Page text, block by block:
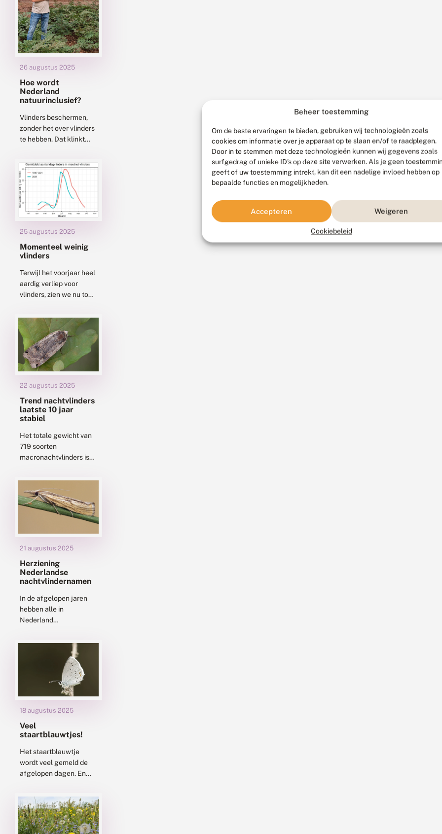
Beheer toestemming
Om de beste ervaringen te bieden, gebruiken wij technologieën zoals
cookies om informatie over je apparaat op te slaan en/of te raadplegen.
Door in te stemmen met deze technologieën kunnen wij gegevens zoals
surfgedrag of unieke ID's op deze site verwerken. Als je geen
geeft of uw toestemming intrekt, kan dit een nadelige invloed hebben op
bepaalde functies en mogelijkheden.
Accepteren Weigeren
Cookiebeleid
26 augustus 2025
Hoe wordt
Nederland
natuurinclusief?
Vlinders beschermen,
zonder het over vlinders
te hebben. Dat klinkt
zien hoe hij dat doet,
hangen zalen vol
mensen...
25 augustus 2025
Momenteel weinig
vlinders
Terwijl het voorjaar heel
aardig verliep voor
vlinders, zien we nu toch
aantallen die worden
gezien. Net als de
afgelopen...
22 augustus 2025
Trend nachtvlinders
laatste 10 jaar
stabiel
Het totale gewicht van
719 soorten
macronachtvlinders is
stabiel gebleven.
Grotere en zeldzamere
soorten nemen iets af,
terwijl kleinere en
veelvoorkomende...
21 augustus 2025
Herziening
Nederlandse
nachtvlindernamen
In de afgelopen jaren
hebben alle in
Nederland
nachtvlinders een
Nederlandse naam
gekregen. Sommige
namen worden al meer
dan honderd jaar
gebruikt, zoals die...
18 augustus 2025
Veel
staartblauwtjes!
Het staartblauwtje
wordt veel gemeld de
afgelopen dagen. En
weken, dus de aantallen
kunnen nog flink
toenemen. Het
staartblauwtje was